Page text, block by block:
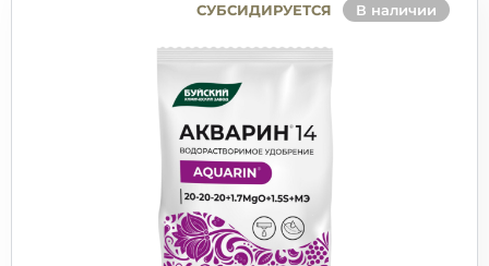
СУБСИДИРУЕТСЯ В наличии